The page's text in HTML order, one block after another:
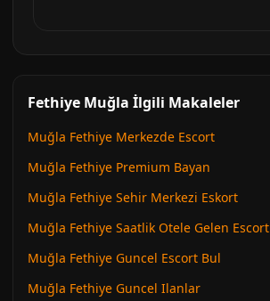
Fethiye Muğla İlgili Makaleler
Muğla Fethiye Merkezde Escort
Muğla Fethiye Premium Bayan
Muğla Fethiye Sehir Merkezi Eskort
Muğla Fethiye Saatlik Otele Gelen Escort
Muğla Fethiye Guncel Escort Bul
Muğla Fethiye Guncel Ilanlar